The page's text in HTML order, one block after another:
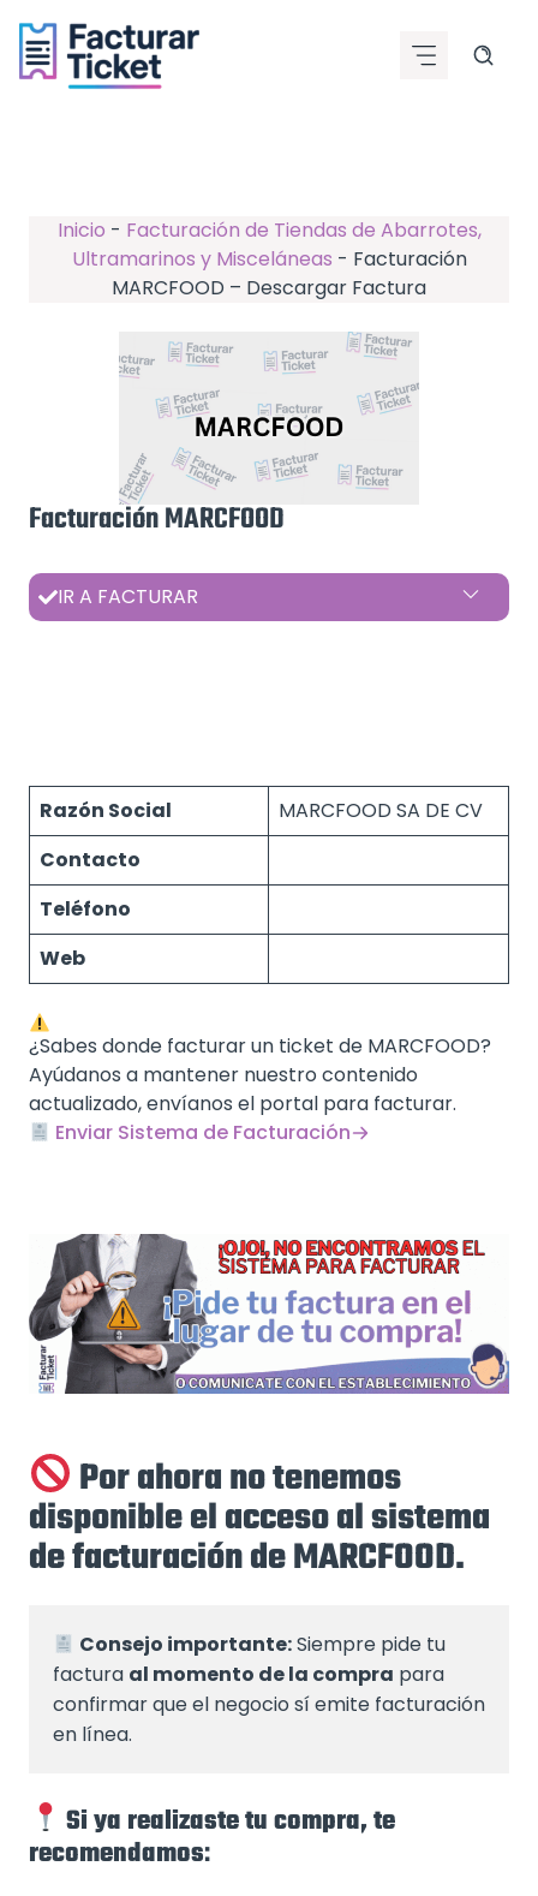
contenido
Inicio - Facturación de Tiendas de Abarrotes,
Ultramarinos y Misceláneas - Facturación
MARCFOOD – Descargar Factura
Facturación MARCFOOD
IR A FACTURAR
Razón Social
MARCFOOD SA DE CV
Contacto
Teléfono
Web
¿Sabes donde facturar un ticket de MARCFOOD?
Ayúdanos a mantener nuestro contenido
actualizado, envíanos el portal para facturar.
Enviar Sistema de Facturación
Por ahora no tenemos
disponible el acceso al sistema
de facturación de MARCFOOD.
Consejo importante: Siempre pide tu
factura al momento de la compra para
confirmar que el negocio sí emite facturación
en línea.
Si ya realizaste tu compra, te
recomendamos: